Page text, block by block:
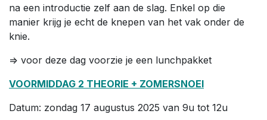
na een introductie zelf aan de slag. Enkel op die
manier krijg je echt de knepen van het vak onder de
knie.
=> voor deze dag voorzie je een lunchpakket
VOORMIDDAG 2 THEORIE + ZOMERSNOEI
Datum: zondag 17 augustus 2025 van 9u tot 12u